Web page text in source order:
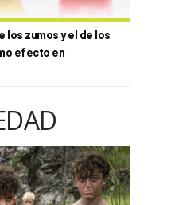
los zumos y el de los
efecto en